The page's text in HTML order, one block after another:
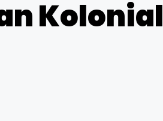
Kolonial